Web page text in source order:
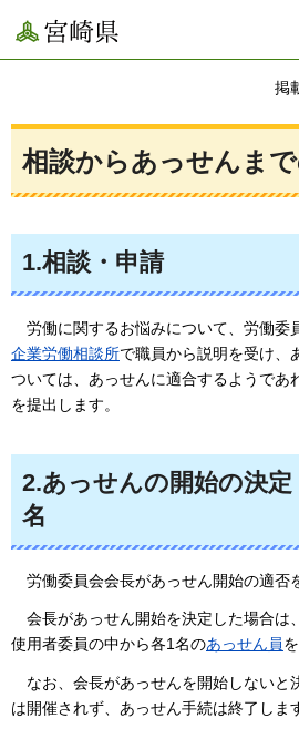
宮崎県
掲
相談からあっせんま
1.相談・申請
労働に関するお悩みについて、労働委
企業労働相談所で職員から説明を受け、
ついては、あっせんに適合するようであ
を提出します。
2.あっせんの開始の決
名
労働委員会会長があっせん開始の適否
会長があっせん開始を決定した場合は
使用者委員の中から各1名のあっせん員
なお 、会長があっせんを開始しない
は開催されず、あっせん手続は終了しま